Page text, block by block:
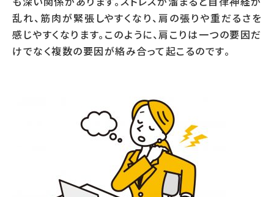
乱れ、筋肉が緊張しやすくなり、肩の張りや重だるさを
感じやすくなります。このように、肩こりは一つの要因だ
けでなく複数の要因が絡み合って起こるのです。